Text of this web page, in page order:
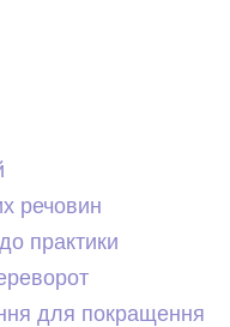
речовин
до практики
для покращення